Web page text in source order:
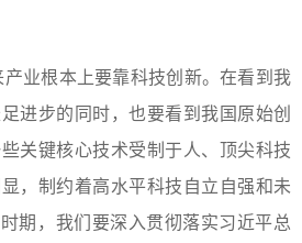
业根本上要靠科技创新。在看到我
进步的同时，也要看到我国原始创
关键核心技术受制于人、顶尖科技
，制约着高水平科技自立自强和未
期，我们要深入贯彻落实习近平总